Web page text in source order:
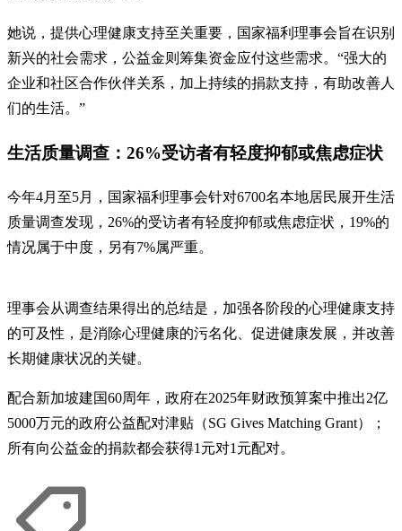
她说，提供心理健康支持至关重要，国家福利理事会旨在识别
新兴的社会需求，公益金则筹集资金应付这些需求。“强大的
企业和社区合作伙伴关系，加上持续的捐款支持，有助改善人
们的生活。”
生活质量调查：26%受访者有轻度抑郁或焦虑症状
今年4月至5月，国家福利理事会针对6700名本地居民展开生活
质量调查发现，26%的受访者有轻度抑郁或焦虑症状，19%的
情况属于中度，另有7%属严重。
理事会从调查结果得出的总结是，加强各阶段的心理健康支持
的可及性，是消除心理健康的污名化、促进健康发展，并改善
长期健康状况的关键。
配合新加坡建国60周年，政府在2025年财政预算案中推出2亿
5000万元的政府公益配对津贴（SG Gives Matching Grant）；
所有向公益金的捐款都会获得1元对1元配对。